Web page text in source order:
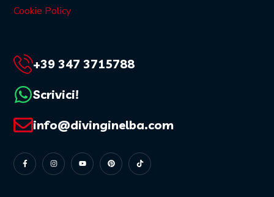
Cookie Policy
+39 347 3715788
Scrivici!
info@divinginelba.com